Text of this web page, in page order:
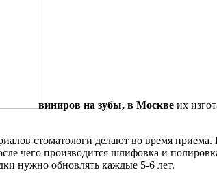
виниров на зубы, в Москве их
стоматологи делают во время приема.
чего производится шлифовка и
нужно обновлять каждые 5-6 лет.